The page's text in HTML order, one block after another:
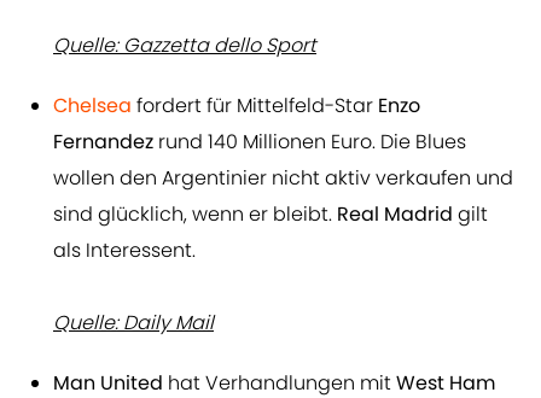
Quelle: Gazzetta dello Sport
Chelsea fordert für Mittelfeld-Star Enzo
Fernandez rund 140 Millionen Euro. Die Blues
wollen den Argentinier nicht aktiv verkaufen und
sind glücklich, wenn er bleibt. Real Madrid gilt
als Interessent.
Quelle: Daily Mail
Man United hat Verhandlungen mitWest Ham